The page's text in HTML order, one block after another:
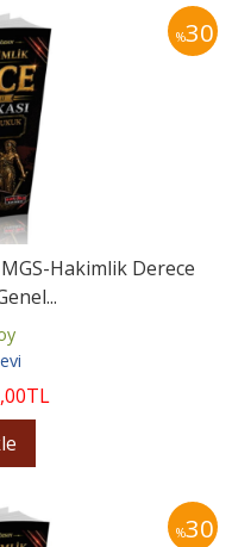
%30
Hakimlik Derece
,00TL
%30